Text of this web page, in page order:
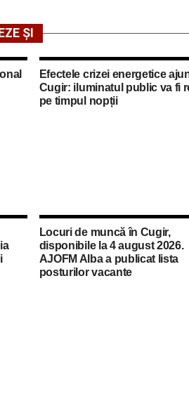
ȘI
Efectele crizei energetice
Cugir: iluminatul public va fi
pe timpul nopții
Locuri de muncă în Cugir,
disponibile la 4 august 2026.
AJOFM Alba a publicat lista
posturilor vacante